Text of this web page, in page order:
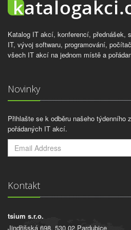
Katalog IT akcí, konferencí, přednášek,
IT, vývoj softwaru, programování,
všech IT akcí na jednom místě a
Novinky
Přihlašte se k odběru našeho týdenního
pořádaných IT akcí.
Kontakt
tsium s.r.o.
Jindřišská 698, 530 02 Pardubice